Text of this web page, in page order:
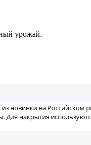
урожай.
новинки на Российском
Для накрытия